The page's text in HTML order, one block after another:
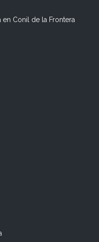
Conil de la Frontera